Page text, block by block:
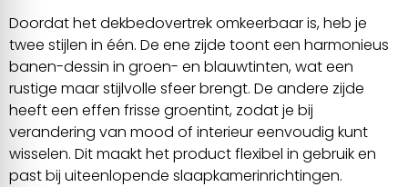
Doordat het dekbedovertrek omkeerbaar is, heb je
twee stijlen in één. De ene zijde toont een harmonieus
banen-dessin in groen- en blauwtinten, wat een
rustige maar stijlvolle sfeer brengt. De andere zijde
heeft een effen frisse groentint, zodat je bij
verandering van mood of interieur eenvoudig kunt
wisselen. Dit maakt het product flexibel in gebruik en
past bij uiteenlopende slaapkamerinrichtingen.